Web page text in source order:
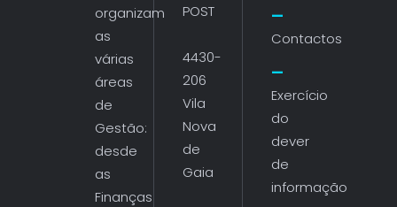
organizam
as
várias
áreas
de
Gestão:
desde
as
Finanças
POST
4430-
206
Vila
Nova
de
Gaia
Contactos
Exercício
do
dever
de
informação